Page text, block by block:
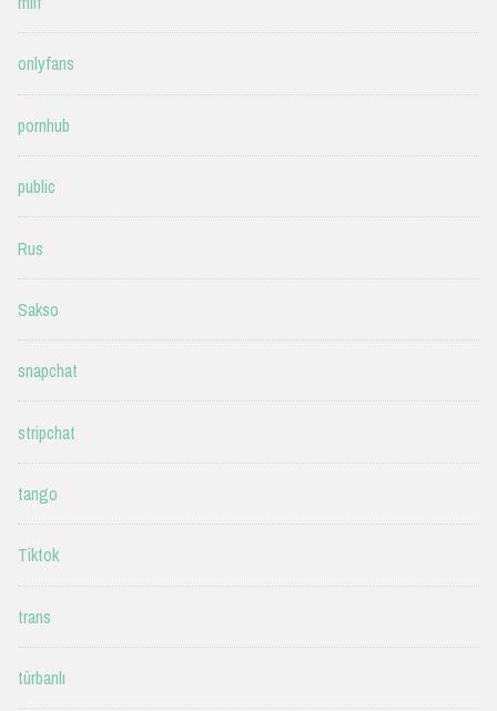
onlyfans
pornhub
public
Rus
Sakso
snapchat
stripchat
tango
Tiktok
trans
türbanlı